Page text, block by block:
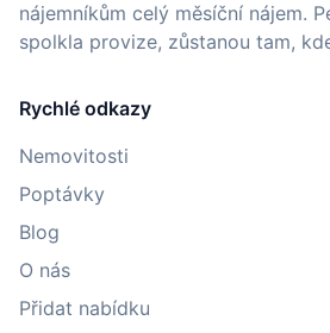
nájemníkům celý měsíční nájem.
spolkla provize, zůstanou tam,
Rychlé odkazy
Nemovitosti
Poptávky
Blog
O nás
Přidat nabídku